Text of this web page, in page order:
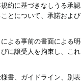
約に基づきなしうる承
とについて、承諾およ
よる事前の書面による
に譲受人を拘束し、こ
書、ガイドライン、別